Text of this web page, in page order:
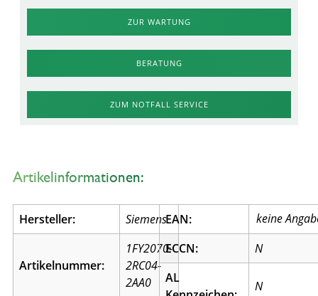
ZUR WARTUNG
BERATUNG
ZUM NOTFALL SERVICE
Artikelinformationen:
Hersteller: Siemens
Artikelnummer:
1FY2070-
2RC04-
2AA0
EAN:
ECCN:
N
AL
N